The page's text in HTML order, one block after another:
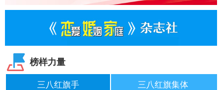
榜样力量
三八红旗手 三八红旗集体